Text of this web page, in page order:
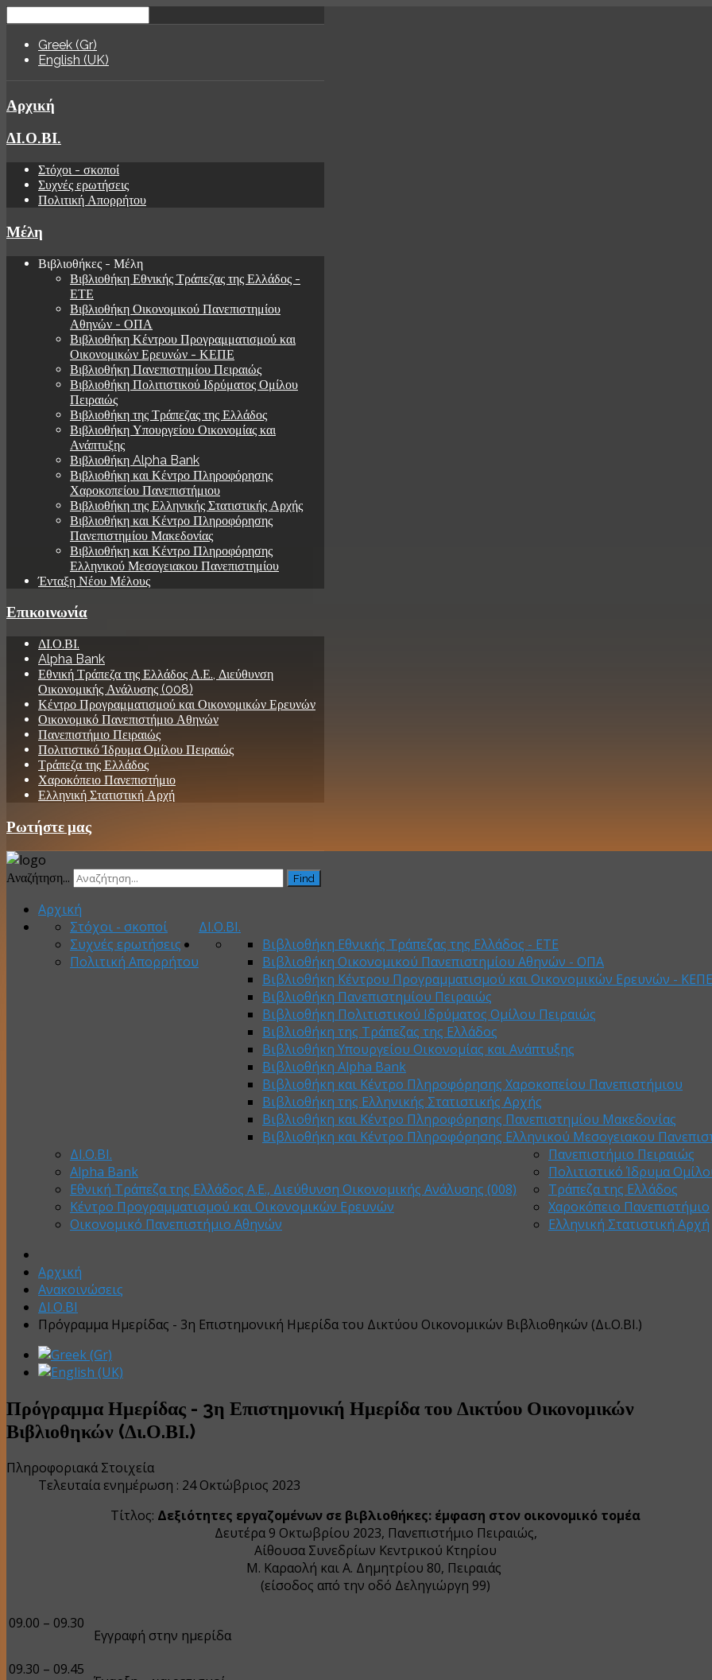
Greek (Gr)
English (UK)
Αρχική
ΔΙ.Ο.ΒΙ.
Στόχοι - σκοποί
Συχνές ερωτήσεις
Πολιτική Απορρήτου
Μέλη
Βιβλιοθήκες - Μέλη
Βιβλιοθήκη Εθνικής Τράπεζας της Ελλάδος -
ΕΤΕ
Βιβλιοθήκη Οικονομικού Πανεπιστημίου
Αθηνών - ΟΠΑ
Βιβλιοθήκη Κέντρου Προγραμματισμού και
Οικονομικών Ερευνών - ΚΕΠΕ
Βιβλιοθήκη Πανεπιστημίου Πειραιώς
Βιβλιοθήκη Πολιτιστικού Ιδρύματος Ομίλου
Πειραιώς
Βιβλιοθήκη της Τράπεζας της Ελλάδος
Βιβλιοθήκη Υπουργείου Οικονομίας και
Ανάπτυξης
Βιβλιοθήκη Alpha Bank
Βιβλιοθήκη και Κέντρο Πληροφόρησης
Χαροκοπείου Πανεπιστήμιου
Βιβλιοθήκη της Ελληνικής Στατιστικής Αρχής
Βιβλιοθήκη και Κέντρο Πληροφόρησης
Πανεπιστημίου Μακεδονίας
Βιβλιοθήκη και Κέντρο Πληροφόρησης
Ελληνικού Μεσογειακου Πανεπιστημίου
Ένταξη Νέου Μέλους
Επικοινωνία
ΔΙ.Ο.ΒΙ.
Alpha Bank
Εθνική Τράπεζα της Ελλάδος Α.Ε., Διεύθυνση
Οικονομικής Ανάλυσης (008)
Κέντρο Προγραμματισμού και Οικονομικών Ερευνών
Οικονομικό Πανεπιστήμιο Αθηνών
Πανεπιστήμιο Πειραιώς
Πολιτιστικό Ίδρυμα Ομίλου Πειραιώς
Τράπεζα της Ελλάδος
Χαροκόπειο Πανεπιστήμιο
Ελληνική Στατιστική Αρχή
Ρωτήστε μας
Αναζήτηση... Find
Αρχική
ΔΙ.Ο.ΒΙ.
Στόχοι - σκοποί
Συχνές ερωτήσεις
Πολιτική Απορρήτου
Βιβλιοθήκη Εθνικής Τράπεζας της Ελλάδος - ΕΤΕ
Βιβλιοθήκη Οικονομικού Πανεπιστημίου Αθηνών - ΟΠΑ
Βιβλιοθήκη Κέντρου Προγραμματισμού και Οικονομικών Ερευνών - ΚΕΠΕ
Βιβλιοθήκη Πανεπιστημίου Πειραιώς
Βιβλιοθήκη Πολιτιστικού Ιδρύματος Ομίλου Πειραιώς
Βιβλιοθήκη της Τράπεζας της Ελλάδος
Βιβλιοθήκη Υπουργείου Οικονομίας και Ανάπτυξης
Βιβλιοθήκη Alpha Bank
Βιβλιοθήκη και Κέντρο Πληροφόρησης Χαροκοπείου Πανεπιστήμιου
Βιβλιοθήκη της Ελληνικής Στατιστικής Αρχής
Βιβλιοθήκη και Κέντρο Πληροφόρησης Πανεπιστημίου Μακεδονίας
Βιβλιοθήκη και Κέντρο Πληροφόρησης Ελληνικού Μεσογειακου
ΔΙ.Ο.ΒΙ.
Alpha Bank
Εθνική Τράπεζα της Ελλάδος Α.Ε., Διεύθυνση Οικονομικής Ανάλυσης (008)
Κέντρο Προγραμματισμού και Οικονομικών Ερευνών
Οικονομικό Πανεπιστήμιο Αθηνών
Πανεπιστήμιο Πειραιώς
Πολιτιστικό Ίδρυμα
Τράπεζα της Ελλάδος
Χαροκόπειο Πανεπιστήμιο
Ελληνική Στατιστική Αρχή
Αρχική
Ανακοινώσεις
ΔΙ.Ο.ΒΙ
Πρόγραμμα Ημερίδας - 3η Επιστημονική Ημερίδα του Δικτύου Οικονομικών Βιβλιοθηκών (Δι.Ο.ΒΙ.)
Πρόγραμμα Ημερίδας - 3η Επιστημονική Ημερίδα του Δικτύου Οικονομικών
Βιβλιοθηκών (Δι.Ο.ΒΙ.)
Πληροφοριακά Στοιχεία
Τελευταία ενημέρωση : 24 Οκτώβριος 2023
Τίτλος: Δεξιότητες εργαζομένων σε βιβλιοθήκες: έμφαση στον οικονομικό τομέα
Δευτέρα 9 Οκτωβρίου 2023, Πανεπιστήμιο Πειραιώς,
Αίθουσα Συνεδρίων Κεντρικού Κτηρίου
Μ. Καραολή και Α. Δημητρίου 80, Πειραιάς
(είσοδος από την οδό Δεληγιώργη 99)
09.00 – 09.30
Εγγραφή στην ημερίδα
09.30 – 09.45